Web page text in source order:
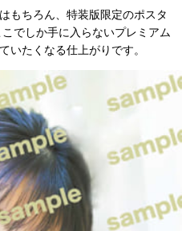
もちろん、特装版限定のポスタ
でしか手に入らないプレミアム
いたくなる仕上がりです。